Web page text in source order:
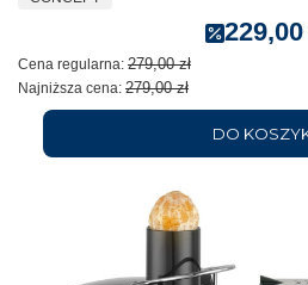
229,00
Cena regularna: 279,00 zł
Najniższa cena: 279,00 zł
DO